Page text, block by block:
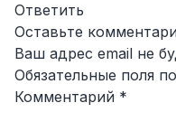
Ответить
Оставьте
Ваш адрес email не
Обязательные поля
Комментарий *